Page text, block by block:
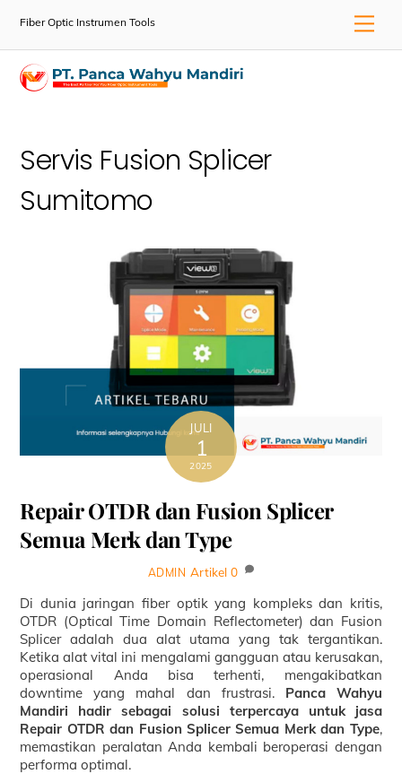
Fiber Optic Instrumen Tools
Servis Fusion Splicer
Sumitomo
JULI
1
2025
Repair OTDR dan Fusion Splicer
Semua Merk dan Type
ADMIN Artikel 0
Di dunia jaringan fiber optik yang kompleks dan kritis,
OTDR (Optical Time Domain Reflectometer) dan Fusion
Splicer adalah dua alat utama yang tak tergantikan.
Ketika alat vital ini mengalami gangguan atau kerusakan,
operasional Anda bisa terhenti, mengakibatkan
downtime yang mahal dan frustrasi. Panca Wahyu
Mandiri hadir sebagai solusi terpercaya untuk jasa
Repair OTDR dan Fusion Splicer Semua Merk dan Type,
memastikan peralatan Anda kembali beroperasi dengan
performa optimal.